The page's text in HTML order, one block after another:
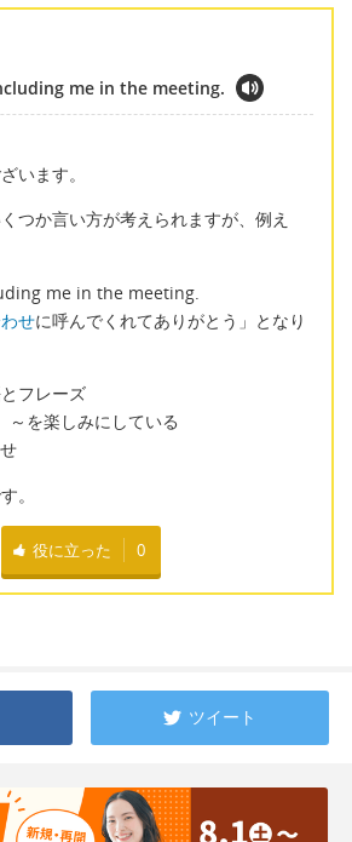
me in the meeting.
います。
つか言い方が考えられますが、例え
me in the meeting.
せに呼んでくれてありがとう」となり
フレーズ
を楽しみにしている
。
役に立った 0
ツイート